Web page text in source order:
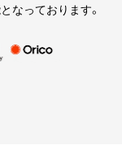
なっております。